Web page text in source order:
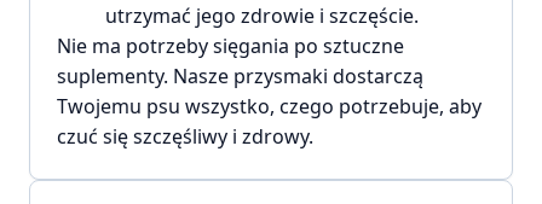
utrzymać jego zdrowie i szczęście.
Nie ma potrzeby sięgania po sztuczne
suplementy. Nasze przysmaki dostarczą
Twojemu psu wszystko, czego potrzebuje, aby
czuć się szczęśliwy i zdrowy.